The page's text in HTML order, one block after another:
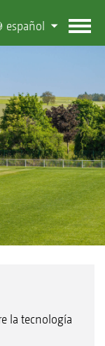
español
la tecnología